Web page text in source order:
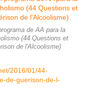
de AA para la
(44 Questions et
de l'Alcoolisme)
2016/01/44-
de-guerison-de-l-